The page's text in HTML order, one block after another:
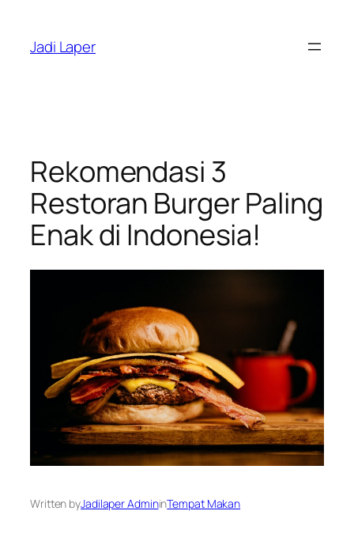
content
Jadi Laper
Rekomendasi 3
Restoran Burger Paling
Enak di Indonesia!
Written byJadilaper AdmininTempat Makan